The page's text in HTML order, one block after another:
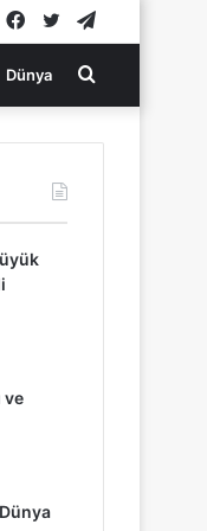
Twitter
Facebook
Dünya Arama
yap
ve